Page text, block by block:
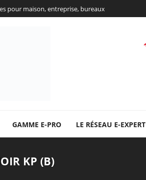
pour maison, entreprise, bureaux
GAMME E-PRO LE RÉSEAU E-EXPERT
KP (B)